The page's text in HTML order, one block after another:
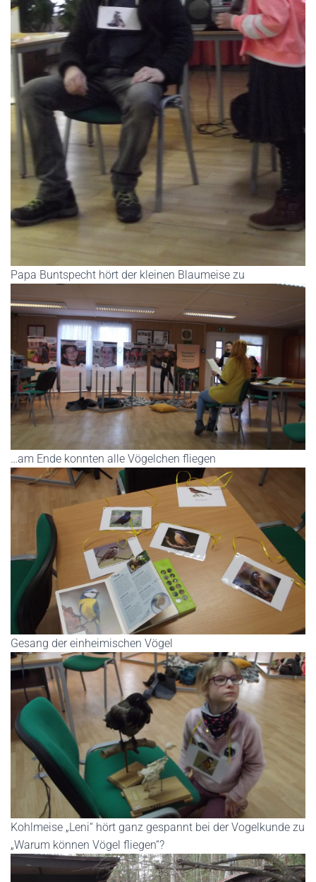
Papa Buntspecht hört der kleinen Blaumeise zu
…am Ende konnten alle Vögelchen fliegen
Gesang der einheimischen Vögel
Kohlmeise „Leni“ hört ganz gespannt bei der Vogelkunde zu
„Warum können Vögel fliegen“?